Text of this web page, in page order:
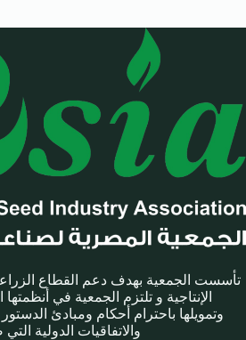
تأسست الجمعية بهدف دعم القطاع
الإنتاجية و تلتزم الجمعية في
وتمويلها باحترام أحكام ومبادئ
والاتفاقيات الدولية